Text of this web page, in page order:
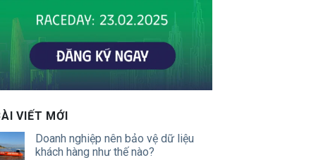
VIẾT MỚI
Doanh nghiệp nên bảo vệ dữ liệu
khách hàng như thế nào?